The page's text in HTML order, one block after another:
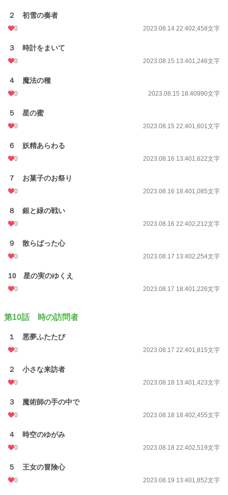
２ 初雪の奏者
0 2023.08.14 22:402,458文字
３ 時計をまいて
0 2023.08.15 13:401,246文字
４ 魔法の種
0 2023.08.15 18:40990文字
５ 星の蜜
0 2023.08.15 22:401,601文字
６ 妖精あらわる
0 2023.08.16 13:401,622文字
７ お菓子のお祭り
0 2023.08.16 18:401,085文字
８ 銀と緑の戦い
0 2023.08.16 22:402,212文字
９ 散らばった心
0 2023.08.17 13:402,254文字
10 星の実のゆくえ
0 2023.08.17 18:401,226文字
第10話 時の訪問者
１ 悪夢ふたたび
0 2023.08.17 22:401,815文字
２ 小さな来訪者
0 2023.08.18 13:401,423文字
３ 魔術師の手の中で
0 2023.08.18 18:402,455文字
４ 時空のゆがみ
0 2023.08.18 22:402,519文字
５ 王女の冒険心
0 2023.08.19 13:401,852文字